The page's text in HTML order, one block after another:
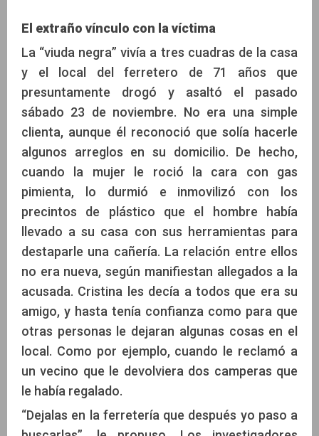
El extraño vínculo con la víctima
La “viuda negra” vivía a tres cuadras de la casa
y el local del ferretero de 71 años que
presuntamente drogó y asaltó el pasado
sábado 23 de noviembre. No era una simple
clienta, aunque él reconoció que solía hacerle
algunos arreglos en su domicilio. De hecho,
cuando la mujer le roció la cara con gas
pimienta, lo durmió e inmovilizó con los
precintos de plástico que el hombre había
llevado a su casa con sus herramientas para
destaparle una cañería. La relación entre ellos
no era nueva, según manifiestan allegados a la
acusada. Cristina les decía a todos que era su
amigo, y hasta tenía confianza como para que
otras personas le dejaran algunas cosas en el
local. Como por ejemplo, cuando le reclamó a
un vecino que le devolviera dos camperas que
le había regalado.
“Dejalas en la ferretería que después yo paso a